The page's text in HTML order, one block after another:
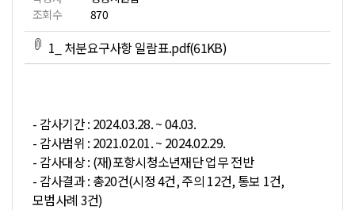
조회수
870
1_ 처분요구사항 일람표.pdf(61KB)
- 감사기간 : 2024.03.28. ~ 04.03.
- 감사범위 : 2021.02.01. ~ 2024.02.29.
- 감사대상 : (재)포항시청소년재단 업무 전반
- 감사결과 : 총20건(시정 4건, 주의 12건, 통보 1건,
모범사례 3건)